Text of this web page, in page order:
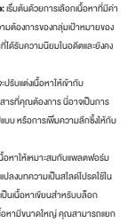
เริ่มต้นด้วยการเลือกเนื้อหาที่มีค่า
มต้องการของกลุ่มเป้าหมายของ
ได้รับความนิยมในอดีตและยังคง
รับแต่งเนื้อหาให้เข้ากับ
รที่คุณต้องการ นี่อาจเป็นการ
บบ หรือการเพิ่มความลึกซึ้งให้กับ
อหาให้เหมาะสมกับแพลตฟอร์ม
ลงบทความเป็นสไลด์โปรดใช้ใน
ป็นเนื้อหาเขียนสำหรับบล็อก
อหามีขนาดใหญ่ คุณสามารถแยก